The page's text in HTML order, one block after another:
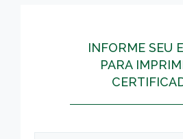
INFORME SEU
PARA